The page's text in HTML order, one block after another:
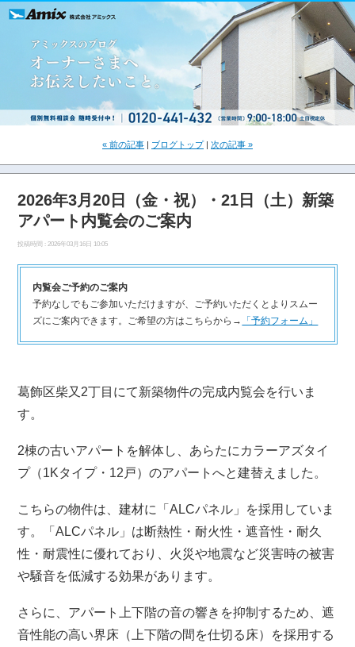
« 前の記事 ブログトップ| 次の記事 »
2026年3月20日（金・祝）・21日（土）新築
アパート内覧会のご案内
投稿時間 : 2026年03月16日 10:05
内覧会ご予約のご案内
予約なしでもご参加いただけますが、ご予約いただくとよりスムー
ズにご案内できます。ご希望の方はこちらから→
「予約フォーム」
葛飾区柴又2丁目にて新築物件の完成内覧会を行いま
す。
2棟の古いアパートを解体し、あらたにカラーアズタイ
プ（1Kタイプ・12戸）のアパートへと建替えました。
こちらの物件は、建材に「ALCパネル」を採用していま
す。「ALCパネル」は断熱性・耐火性・遮音性・耐久
性・耐震性に優れており、火災や地震など災害時の被害
や騒音を低減する効果があります。
さらに、アパート上下階の音の響きを抑制するため、遮
音性能の高い界床（上下階の間を仕切る床）を採用する